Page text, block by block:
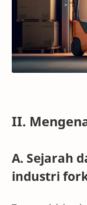
II.
A. Sejarah
industri